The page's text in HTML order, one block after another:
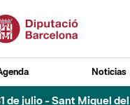
Noticias
de julio - Sant Miquel